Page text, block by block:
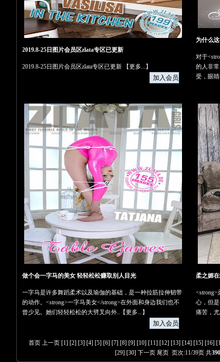
2019.8-25日图片会员区zlata专区已更新
2019.8-25日图片会员区zlata专区已更新 【更多... 】
为什么
对于
的人非
受，眼
做个会一字马的美女 轻轻松松赚取别人目光
一字马是许多舞蹈柔术以及瑜伽的基础，是一种拉筋拉伸韧带
的动作。<strong>一字马美女</strong>在外面和身边我们也不
曾少见。她们轻轻松松的大劈叉向外..【更多... 】
柔之媚
<strong>
心，但
痛苦，
首页 上一页 [1] [2] [3] [4] [5] [6] [7] [8] [9] [10] [11] [12] [13] [14] [15] [16] [
[29] [30] 下一页 尾页页次:11/39页 共390